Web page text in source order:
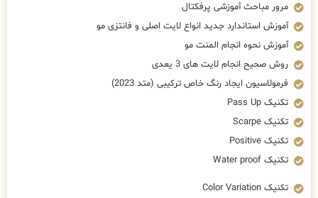
مرور مباحث آموزشی پرفکتال
آموزش استاندارد جدید انواع لایت اصلی و فانتزی مو
آموزش نحوه انجام المنت مو
روش صحیح انجام لایت های 3 یعدی
فرمولاسیون ایجاد رنگ خاص ترکیبی (متد 2023)
تکنیک Pass Up
تکنیک Scarpe
تکنیک Positive
تکنیک Water proof
تکنیک Color Variation